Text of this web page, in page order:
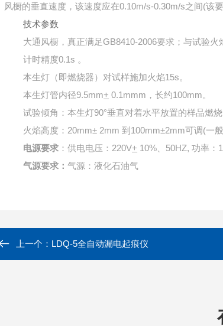
风橱的垂直速度，该速度应在0.10m/s-0.30m/s之间(该
技术参数
大通风橱，真正满足GB8410-2006要求；与试验
计时精度0.1s 。
本生灯（即燃烧器）对试样施加火焰15s。
本生灯管内径9.5mm+ 0.1mmm，长约100mm。
试验倾角：本生灯90°垂直对着水平放置的样品燃烧
火焰高度：20mm± 2mm 到100mm±2mm可调(一
电源要求 ：供电电压：220V+ 10%、50HZ, 功率：
气源要求：气源：液化石油气
上一个： LDQ-5全自动漏电起痕仪